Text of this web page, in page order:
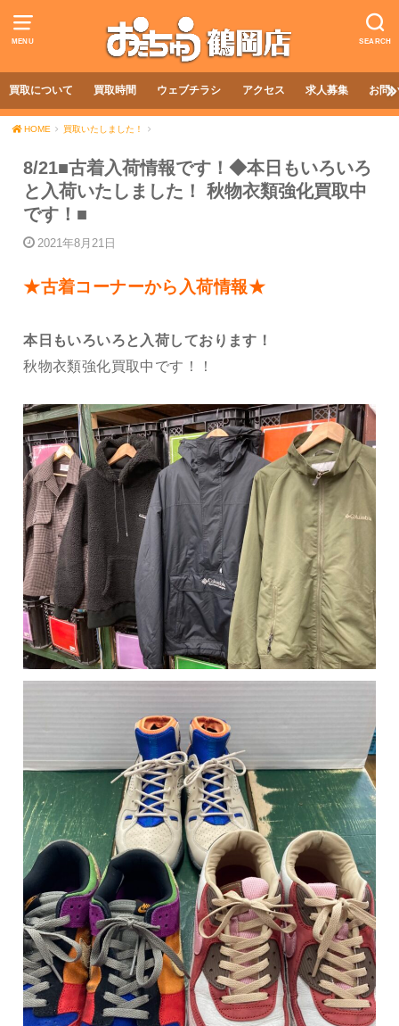
MENU SEARCH
買取について 買取時間 ウェブチラシ アクセス 求人募集 お問
HOME 買取いたしました！
8/21■古着入荷情報です！◆本日もいろいろ
と入荷いたしました！ 秋物衣類強化買取中
です！■
2021年8月21日
★古着コーナーから入荷情報★
本日もいろいろと入荷しております！
秋物衣類強化買取中です！！